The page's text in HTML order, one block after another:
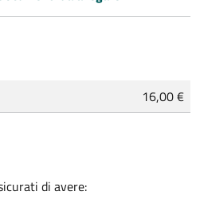
16,00 €
di avere: